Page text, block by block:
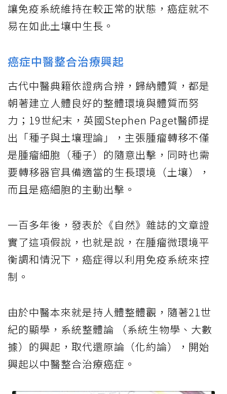
讓免疫系統維持在較正常的狀態，癌症就不
易在如此土壤中生長。
癌症中醫整合治療興起
古代中醫典籍依證病合辨，歸納體質，都是
朝著建立人體良好的整體環境與體質而努
力；19世紀末，英國Stephen Paget醫師提
出「種子與土壤理論」，主張腫瘤轉移不僅
是腫瘤細胞（種子）的隨意出擊，同時也需
要轉移器官具備適當的生長環境（土壤），
而且是癌細胞的主動出擊。
一百多年後，發表於《自然》雜誌的文章證
實了這項假說，也就是說，在腫瘤微環境平
衡調和情況下，癌症得以利用免疫系統來控
制。
由於中醫本來就是持人體整體觀，隨著21世
紀的顯學，系統整體論 （系統生物學、大數
據）的興起，取代還原論（化約論），開始
興起以中醫整合治療癌症。